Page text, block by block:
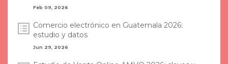
Feb 09, 2026
Comercio electrónico en Guatemala 2026:
estudio y datos
Jun 29, 2026